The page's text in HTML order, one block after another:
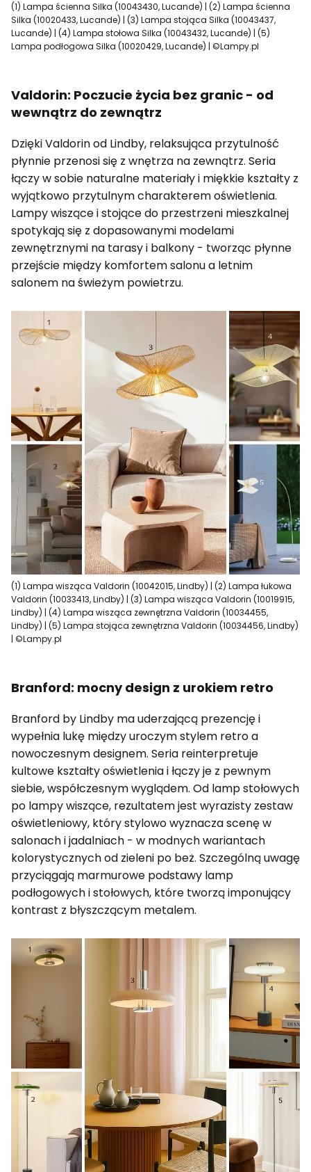
(1) Lampa ścienna Silka (10043430, Lucande) | (2) Lampa ścienna
Silka (10020433, Lucande) | (3) Lampa stojąca Silka (10043437,
Lucande) | (4) Lampa stołowa Silka (10043432, Lucande) | (5)
Lampa podłogowa Silka (10020429, Lucande) | ©Lampy.pl
Valdorin: Poczucie życia bez granic - od
wewnątrz do zewnątrz
Dzięki Valdorin od Lindby, relaksująca przytulność
płynnie przenosi się z wnętrza na zewnątrz. Seria
łączy w sobie naturalne materiały i miękkie kształty z
wyjątkowo przytulnym charakterem oświetlenia.
Lampy wiszące i stojące do przestrzeni mieszkalnej
spotykają się z dopasowanymi modelami
zewnętrznymi na tarasy i balkony - tworząc płynne
przejście między komfortem salonu a letnim
salonem na świeżym powietrzu.
(1) Lampa wisząca Valdorin (10042015, Lindby) | (2) Lampa łukowa
Valdorin (10033413, Lindby) | (3) Lampa wisząca Valdorin (10019915,
Lindby) | (4) Lampa wisząca zewnętrzna Valdorin (10034455,
Lindby) | (5) Lampa stojąca zewnętrzna Valdorin (10034456, Lindby)
| ©Lampy.pl
Branford: mocny design z urokiem retro
Branford by Lindby ma uderzającą prezencję i
wypełnia lukę między uroczym stylem retro a
nowoczesnym designem. Seria reinterpretuje
kultowe kształty oświetlenia i łączy je z pewnym
siebie, współczesnym wyglądem. Od lamp stołowych
po lampy wiszące, rezultatem jest wyrazisty zestaw
oświetleniowy, który stylowo wyznacza scenę w
salonach i jadalniach - w modnych wariantach
kolorystycznych od zieleni po beż. Szczególną uwagę
przyciągają marmurowe podstawy lamp
podłogowych i stołowych, które tworzą imponujący
kontrast z błyszczącym metalem.